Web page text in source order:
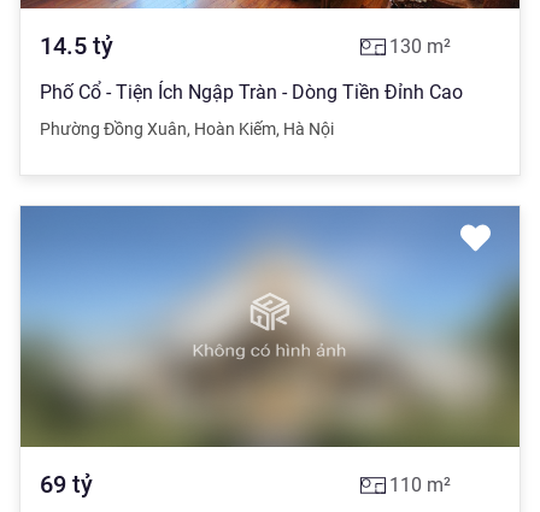
14.5 tỷ 130 m²
Phố Cổ - Tiện Ích Ngập Tràn - Dòng Tiền Đỉnh Cao
Phường Đồng Xuân, Hoàn Kiếm, Hà Nội
69 tỷ 110 m²